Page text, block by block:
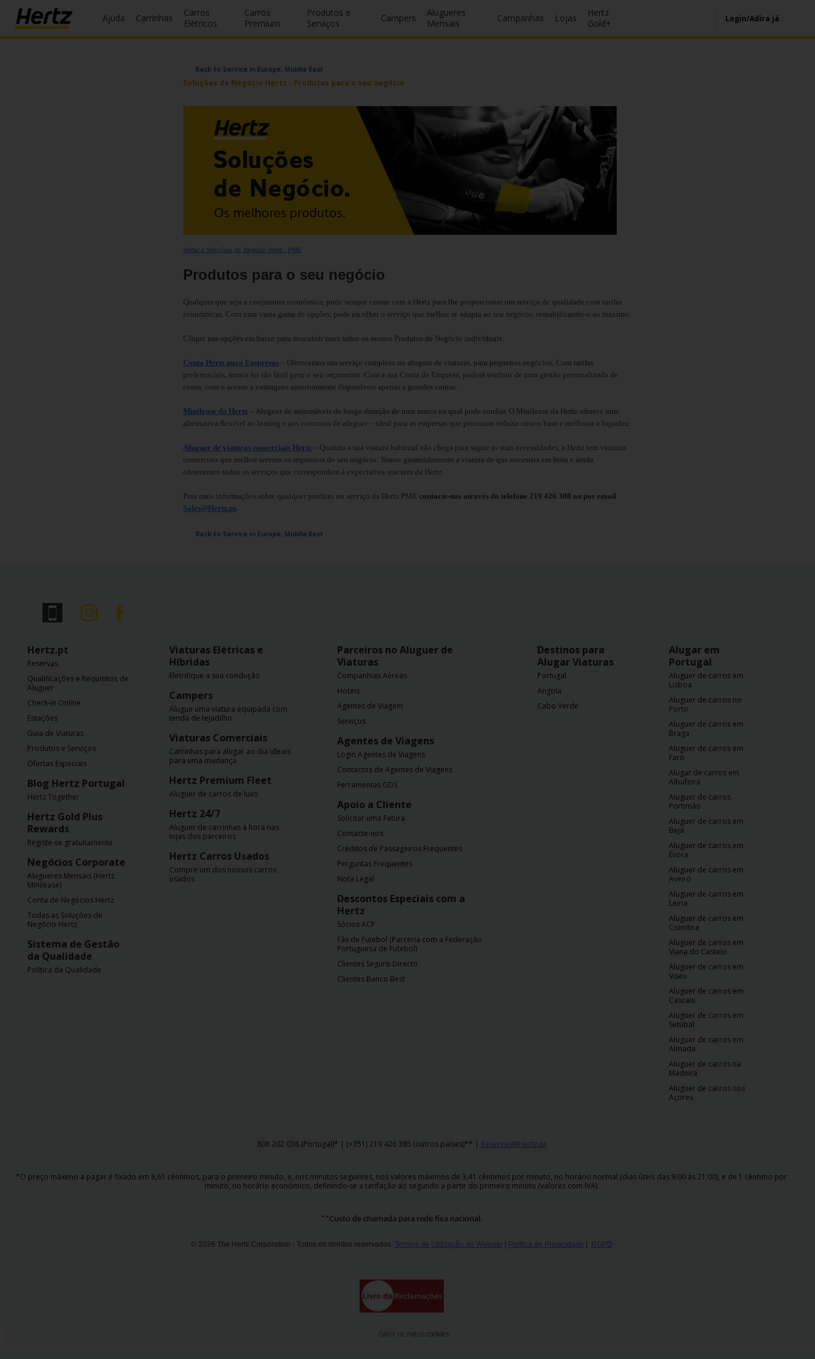
Ajuda Carrinhas
Carros
Elétricos
Carros
Premium
Produtos e
Serviços
Campers
Alugueres
Mensais
Campanhas Lojas
Hertz
Gold+
Login/Adira já
Back to Service in Europe, Middle East
Soluções de Negócio Hertz - Produtos para o seu negócio
Voltar a Soluções de Negócio Hertz - PME
Produtos para o seu negócio
Qualquer que seja a conjuntura económica, pode sempre contar com a Hertz para lhe proporcionar um serviço de qualidade com tarifas
económicas. Com uma vasta gama de opções, pode escolher o serviço que melhor se adapta ao seu negócio, rentabilizando-o ao máximo.
Clique nas opções em baixo para descobrir mais sobre os nossos Produtos de Negócio individuais.
Conta Hertz para Empresas – Oferecemos um serviço completo no aluguer de viaturas, para pequenos negócios. Com tarifas
preferenciais, nunca foi tão fácil gerir o seu orçamento. Com a sua Conta de Empresa, poderá usufruir de uma gestão personalizada de
conta, com o acesso a vantagens anteriormente disponíveis apenas a grandes contas.
Minilease da Hertz – Aluguer de automóveis de longa duração de uma marca na qual pode confiar. O Minilease da Hertz oferece uma
alternativa flexível ao leasing e aos contratos de aluguer – ideal para as empresas que procuram reduzir custos base e melhorar a liquidez.
Aluguer de viaturas comerciais Hertz – Quando a sua viatura habitual não chega para suprir as suas necessidades, a Hertz tem viaturas
comerciais que melhor servem os requisitos do seu negócio. Temos garantidamente a viatura de que necessita em frota e ainda
oferecemos todos os serviços que correspondem à expectativa que tem da Hertz.
Para mais informações sobre qualquer produto ou serviço da Hertz PME contacte-nos através do telefone 219 426 300 ou por email
Sales@Hertz.pt.
Back to Service in Europe, Middle East
Hertz.pt
Reservas
Qualificações e Requisitos de
Aluguer
Check-in Online
Estações
Guia de Viaturas
Produtos e Serviços
Ofertas Especiais
Blog Hertz Portugal
Hertz Together
Hertz Gold Plus
Rewards
Registe-se gratuitamente
Negócios Corporate
Alugueres Mensais (Hertz
Minilease)
Conta de Negócios Hertz
Todas as Soluções de
Negócio Hertz
Sistema de Gestão
da Qualidade
Política da Qualidade
Viaturas Elétricas e
Híbridas
Eletrifique a sua condução
Campers
Alugue uma viatura equipada com
tenda de tejadilho
Viaturas Comerciais
Carrinhas para alugar ao dia ideais
para uma mudança
Hertz Premium Fleet
Aluguer de carros de luxo
Hertz 24/7
Aluguer de carrinhas à hora nas
lojas dos parceiros
Hertz Carros Usados
Compre um dos nossos carros
usados
Parceiros no Aluguer de
Viaturas
Companhias Aéreas
Hotéis
Agentes de Viagem
Serviços
Agentes de Viagens
Login Agentes de Viagens
Contactos de Agentes de Viagens
Ferramentas GDS
Apoio a Cliente
Solicitar uma Fatura
Contacte-nos
Créditos de Passageiros Frequentes
Perguntas Frequentes
Nota Legal
Descontos Especiais com a
Hertz
Sócios ACP
Fãs de Futebol (Parceria com a Federação
Portuguesa de Futebol)
Clientes Seguro Directo
Clientes Banco Best
Destinos para
Alugar Viaturas
Portugal
Angola
Cabo Verde
Alugar em
Portugal
Aluguer de carros em
Lisboa
Aluguer de carros no
Porto
Aluguer de carros em
Braga
Aluguer de carros em
Faro
Alugar de carros em
Albufeira
Aluguer de carros
Portimão
Aluguer de carros em
Beja
Aluguer de carros em
Évora
Aluguer de carros em
Aveiro
Aluguer de carros em
Leiria
Aluguer de carros em
Coimbra
Aluguer de carros em
Viana do Castelo
Aluguer de carros em
Viseu
Aluguer de carros em
Cascais
Aluguer de carros em
Setúbal
Aluguer de carros em
Almada
Aluguer de carros na
Madeira
Aluguer de carros nos
Açores
808 202 038 (Portugal)* | (+351) 219 426 385 (outros países)** | Reservas@Hertz.pt
*O preço máximo a pagar é fixado em 8,61 cêntimos, para o primeiro minuto, e, nos minutos seguintes, nos valores máximos de 3,41 cêntimos por minuto, no horário normal (dias úteis das 9:00 às 21:00), e de 1 cêntimo por
minuto, no horário económico, definindo-se a tarifação ao segundo a partir do primeiro minuto (valores com IVA).
**Custo de chamada para rede fixa nacional.
© 2026 The Hertz Corporation - Todos os direitos reservados. Termos de Utilização do Website Política de Privacidade RGPD
Gerir os meus cookies